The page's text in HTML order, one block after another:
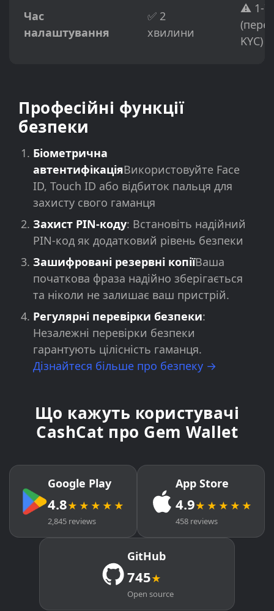
Час
налаштування
✅ 2
хвилини
⚠️ 1-7
KYC)
Професійні функції
безпеки
Біометрична
автентифікаціяВикористовуйте Face
ID, Touch ID або відбиток пальця для
захисту свого гаманця
Захист PIN-коду: Встановіть надійний
PIN-код як додатковий рівень безпеки
Зашифровані резервні копіїВаша
початкова фраза надійно зберігається
та ніколи не залишає ваш пристрій.
Регулярні перевірки безпеки:
Незалежні перевірки безпеки
гарантують цілісність гаманця.
Дізнайтеся більше про безпеку →
Що кажуть користувачі
CashCat про Gem Wallet
Google Play
4.8★★★★★
2,845 reviews
App Store
4.9★★★★★
458 reviews
GitHub
745★
Open source